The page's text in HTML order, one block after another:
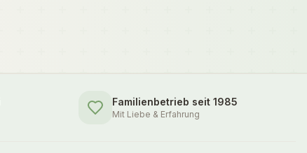
Familienbetrieb seit 1985
Mit Liebe & Erfahrung